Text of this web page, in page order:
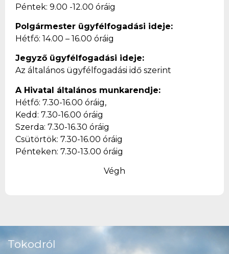
Péntek: 9.00 -12.00 óráig
Polgármester ügyfélfogadási ideje:
Hétfő: 14.00 – 16.00 óráig
Jegyző ügyfélfogadási ideje:
Az általános ügyfélfogadási idő szerint
A Hivatal általános munkarendje:
Hétfő: 7.30-16.00 óráig,
Kedd: 7.30-16.00 óráig
Szerda: 7.30-16.30 óráig
Csütörtök: 7.30-16.00 óráig
Pénteken: 7.30-13.00 óráig
Végh
Tokodról